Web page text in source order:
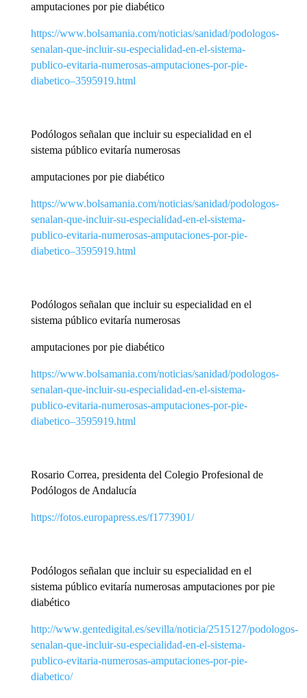
amputaciones por pie diabético
https://www.bolsamania.com/noticias/sanidad/podologos-
senalan-que-incluir-su-especialidad-en-el-sistema-
publico-evitaria-numerosas-amputaciones-por-pie-
diabetico–3595919.html
Podólogos señalan que incluir su especialidad en el
sistema público evitaría numerosas
amputaciones por pie diabético
https://www.bolsamania.com/noticias/sanidad/podologos-
senalan-que-incluir-su-especialidad-en-el-sistema-
publico-evitaria-numerosas-amputaciones-por-pie-
diabetico–3595919.html
Podólogos señalan que incluir su especialidad en el
sistema público evitaría numerosas
amputaciones por pie diabético
https://www.bolsamania.com/noticias/sanidad/podologos-
senalan-que-incluir-su-especialidad-en-el-sistema-
publico-evitaria-numerosas-amputaciones-por-pie-
diabetico–3595919.html
Rosario Correa, presidenta del Colegio Profesional de
Podólogos de Andalucía
https://fotos.europapress.es/f1773901/
Podólogos señalan que incluir su especialidad en el
sistema público evitaría numerosas amputaciones por pie
diabético
http://www.gentedigital.es/sevilla/noticia/2515127/podologos-
senalan-que-incluir-su-especialidad-en-el-sistema-
publico-evitaria-numerosas-amputaciones-por-pie-
diabetico/